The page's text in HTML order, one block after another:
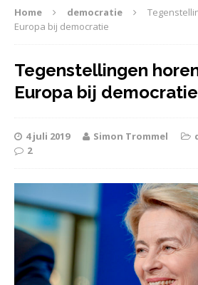
Home democratie
Europa bij democratie
Tegenstellingen
Europa bij democratie
4 juli 2019 Simon Trommel
2